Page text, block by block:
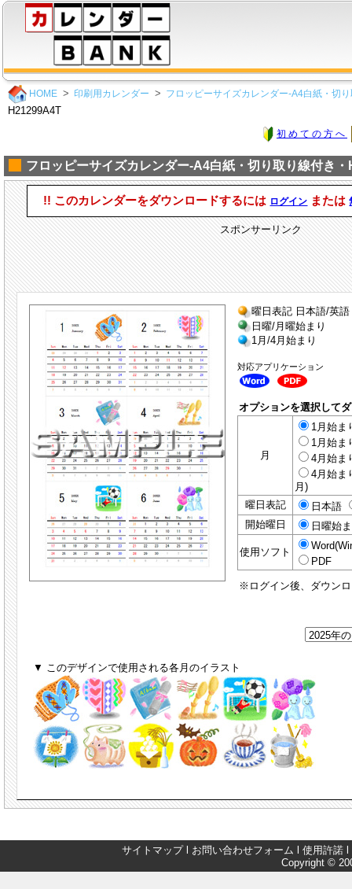
HOME 印刷用カレンダー フロッピーサイズカレンダー-A4白紙・切
H21299A4T
初めての方へ
フロッピーサイズカレンダー-A4白紙・切り取り線付き
!! このカレンダーをダウンロードするには ログイン または
スポンサーリンク
曜日表記 日本語/英語
日曜/月曜始まり
1月/4月始まり
対応アプリケーション
オプションを選択して
月
1月始ま
1月始ま
4月始ま
4月始ま
月)
曜日表記
日本語
開始曜日
日曜始
使用ソフト
PDF
※ログイン後、ダウン
▼ このデザインで使用される各月のイラスト
サイトマップl お問い合わせフォーム 使用許諾
Copyright ©